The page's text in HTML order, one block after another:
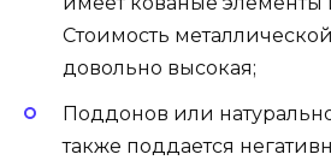
Стоимость
довольно высокая;
Поддонов или
также поддается